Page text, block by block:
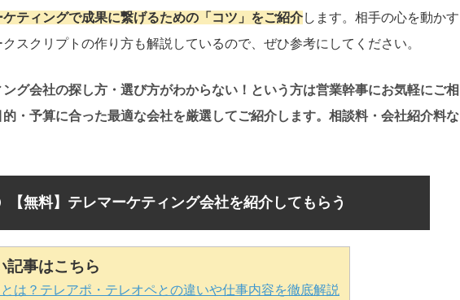
ケティングで成果に繋げるための「コツ」をご紹介します。相手の心を動かす
スクリプトの作り方も解説しているので、ぜひ参考にしてください。
グ会社の探し方・選び方がわからない！という方は営業幹事にお気軽にご相
・予算に合った最適な会社を厳選してご紹介します。相談料・会社紹介料な
【無料】テレマーケティング会社を紹介してもらう
記事はこちら
は？テレアポ・テレオペとの違いや仕事内容を徹底解説